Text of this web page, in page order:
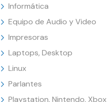
Informática
Equipo de Audio y Video
Impresoras
Laptops, Desktop
Linux
Parlantes
Playstation, Nintendo, Xbox